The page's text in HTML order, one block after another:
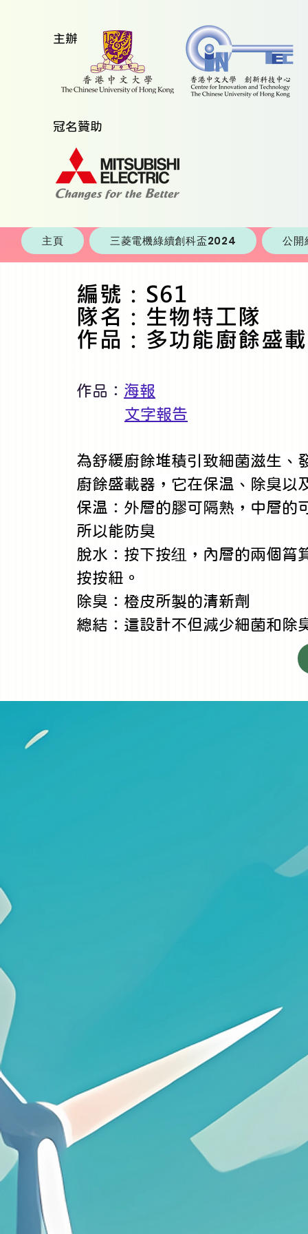
​主辦
​冠名贊助
主頁 三菱電機綠續創科盃2024 公開
編號：S61
隊名：生物特工隊
作品：多功能廚餘盛
作品： 海報
文字報告
為舒緩廚餘堆積引致細菌滋生、
廚餘盛載器，它在保温、除臭以
保温：外層的膠可隔熟，中層的
所以能防臭
脫水：按下按纽，內層的兩個筲
按按紐。
除臭：橙皮所製的清新劑
總結：這設計不但減少細菌和除